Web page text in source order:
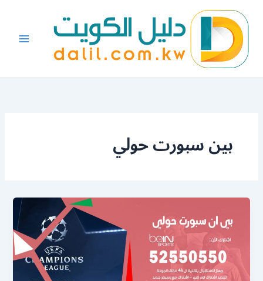
المحتوى
بين سبورت حولي